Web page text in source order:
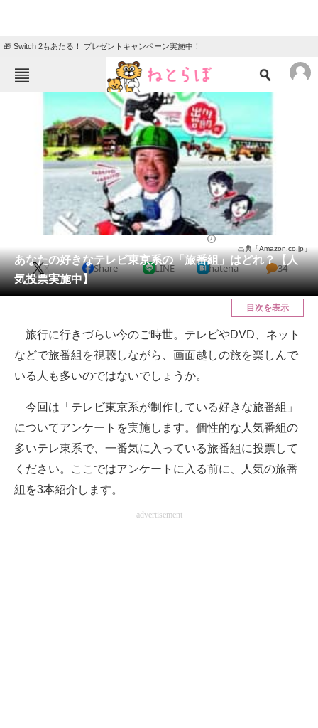
🎁 Switch 2もあたる！ プレゼントキャンペーン実施中！
ニュース
クイズ
地域
教育・育児
リサーチ
会員記事
メディア
ITの今と未来を見通す
スマホと通信の最新トレンド
進化するPCとデバイスの未来
好きが集まる 比べて選べる
ビジネスと働き方のヒント
あなたの好きなテレビ東京系の「旅番組」はどれ？【人
気投票実施中】
出典「Amazon.co.jp」
X Share LINE hatena 34
目次を表示
旅行に行きづらい今のご時世。テレビやDVD、ネット
などで旅番組を視聴しながら、画面越しの旅を楽しんで
いる人も多いのではないでしょうか。
今回は「テレビ東京系が制作している好きな旅番組」
についてアンケートを実施します。個性的な人気番組の
多いテレ東系で、一番気に入っている旅番組に投票して
ください。ここではアンケートに入る前に、人気の旅番
組を3本紹介します。
advertisement